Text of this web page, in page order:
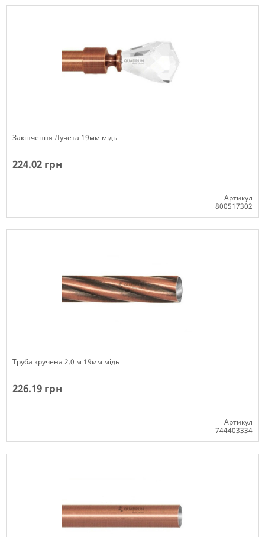
Закінчення Лучета 19мм мідь
224.02 грн
Артикул
800517302
Труба кручена 2.0 м 19мм мідь
226.19 грн
Артикул
744403334